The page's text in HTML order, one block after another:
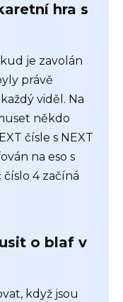
hra s
je zavolán
právě
viděl. Na
někdo
čísle s NEXT
na eso s
číslo 4 začíná
o blaf v
když jsou